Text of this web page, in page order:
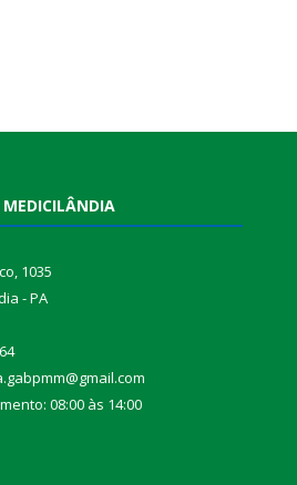
MEDICILÂNDIA
1035
- PA
08:00 às 14:00